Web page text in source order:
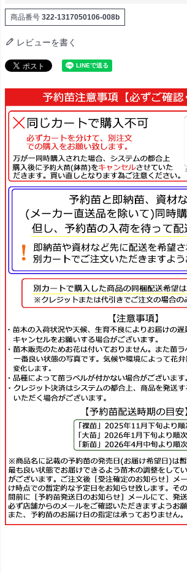
商品番号 322-1317050106-008b
レビューを書く